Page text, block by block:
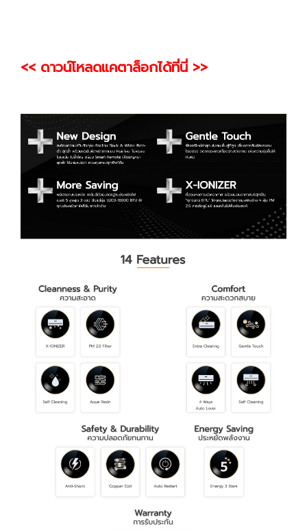
<< ดาวน์โหลดแคตาล็อกได้ที่นี่ >>